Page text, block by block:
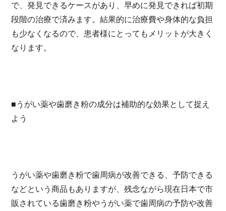
で、発見できるケースがあり、早めに発見できれば初期
段階の治療で済みます。結果的に治療費や身体的な負担
も少なくなるので、患者様にとってもメリットが大きく
なります。
■うがい薬や歯磨き粉の成分は補助的な効果として捉え
よう
うがい薬や歯磨き粉で歯周病が改善できる、予防できる
などという商品もありますが、残念ながら現在日本で市
販されている歯磨き粉やうがい薬で歯周病の予防や改善